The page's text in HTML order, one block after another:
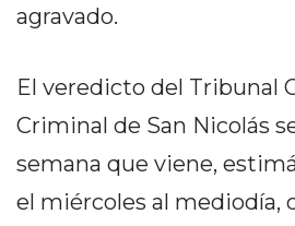
DELIVERIES
POR WHATSAPP SIN QUE
SE TE PIERDA NINGUNO
agravado.
El veredicto del Tribunal
Criminal de San Nicolás
semana que viene,
el miércoles al mediodía,